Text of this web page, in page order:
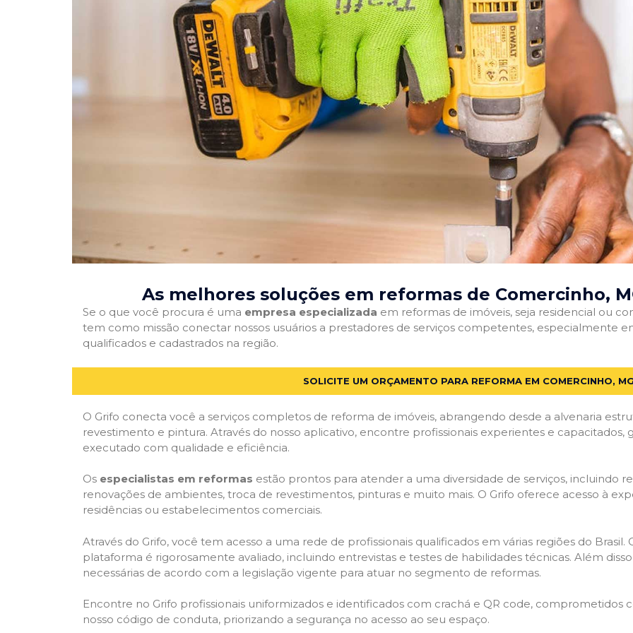
As melhores soluções em reformas de Comercinho,
Se o que você procura é uma empresa especializada em reformas de imóveis, seja residencial ou
tem como missão conectar nossos usuários a prestadores de serviços competentes, especialmente
qualificados e cadastrados na região.
SOLICITE UM ORÇAMENTO PARA REFORMA EM COMERCINHO,
O Grifo conecta você a serviços completos de reforma de imóveis, abrangendo desde a alvenaria
revestimento e pintura. Através do nosso aplicativo, encontre profissionais experientes e
executado com qualidade e eficiência.
Os especialistas em reformas estão prontos para atender a uma diversidade de serviços, incluindo
renovações de ambientes, troca de revestimentos, pinturas e muito mais. O Grifo oferece acesso à
residências ou estabelecimentos comerciais.
Através do Grifo, você tem acesso a uma rede de profissionais qualificados em várias regiões do
plataforma é rigorosamente avaliado, incluindo entrevistas e testes de habilidades técnicas. Além
necessárias de acordo com a legislação vigente para atuar no segmento de reformas.
Encontre no Grifo profissionais uniformizados e identificados com crachá e QR code, comprometidos
nosso código de conduta, priorizando a segurança no acesso ao seu espaço.